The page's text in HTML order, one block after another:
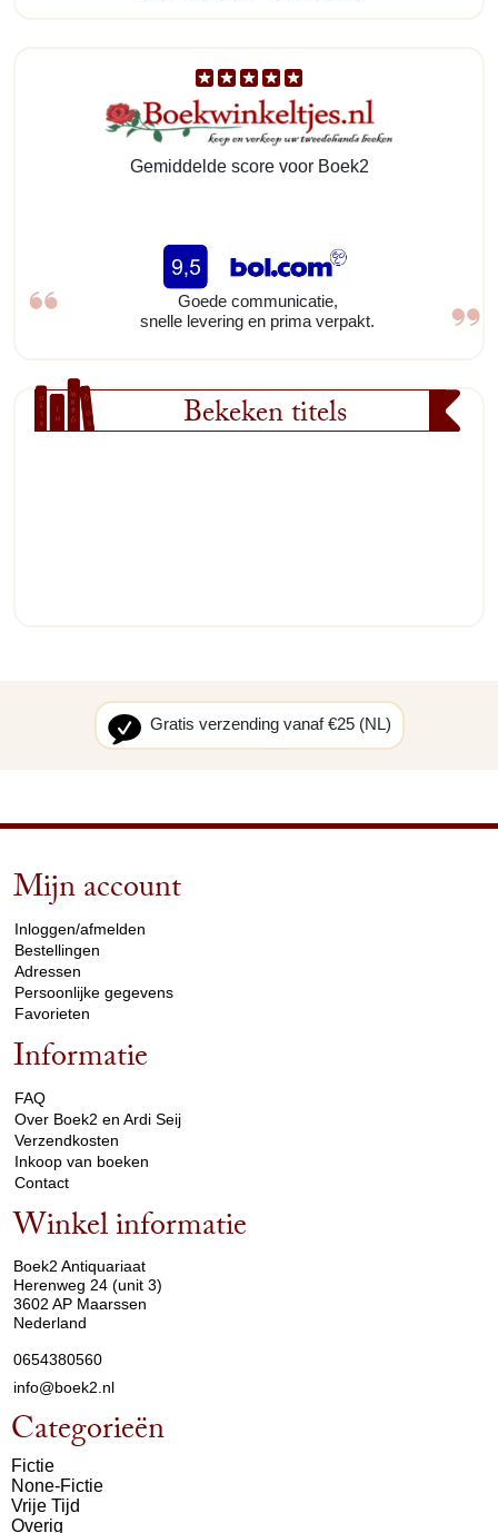
Gemiddelde score voor Boek2
Goede communicatie,
snelle levering en prima verpakt.
Bekeken titels
Gratis verzending vanaf €25 (NL)
Mijn account
Inloggen/afmelden
Bestellingen
Adressen
Persoonlijke gegevens
Favorieten
Informatie
FAQ
Over Boek2 en Ardi Seij
Verzendkosten
Inkoop van boeken
Contact
Winkel informatie
Boek2 Antiquariaat
Herenweg 24 (unit 3)
3602 AP Maarssen
Nederland
0654380560
info@boek2.nl
Categorieën
Fictie
None-Fictie
Vrije Tijd
Overig